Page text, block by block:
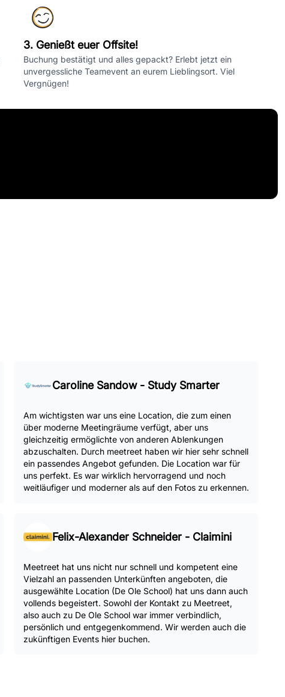
3. Genießt euer Offsite!
Buchung bestätigt und alles gepackt? Erlebt jetzt ein
unvergessliche Teamevent an eurem Lieblingsort. Viel
Vergnügen!
Caroline Sandow - Study Smarter
Am wichtigsten war uns eine Location, die zum einen
über moderne Meetingräume verfügt, aber uns
gleichzeitig ermöglichte von anderen Ablenkungen
abzuschalten. Durch meetreet haben wir hier sehr schnell
ein passendes Angebot gefunden. Die Location war für
uns perfekt. Es war wirklich hervorragend und noch
weitläufiger und moderner als auf den Fotos zu erkennen.
Felix-Alexander Schneider - Claimini
Meetreet hat uns nicht nur schnell und kompetent eine
Vielzahl an passenden Unterkünften angeboten, die
ausgewählte Location (De Ole School) hat uns dann auch
vollends begeistert. Sowohl der Kontakt zu Meetreet,
also auch zu De Ole School war immer verbindlich,
persönlich und entgegenkommend. Wir werden auch die
zukünftigen Events hier buchen.